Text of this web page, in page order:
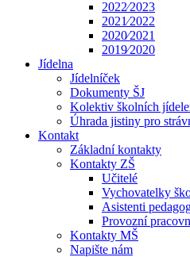
2022⁄2023
2021⁄2022
2020⁄2021
2019⁄2020
Jídelna
Jídelníček
Dokumenty ŠJ
Kolektiv školních
Úhrada jistiny pro
Kontakt
Základní kontakty
Kontakty ZŠ
Učitelé
Vychovatelky
Asistenti
Provozní
Kontakty MŠ
Napište nám